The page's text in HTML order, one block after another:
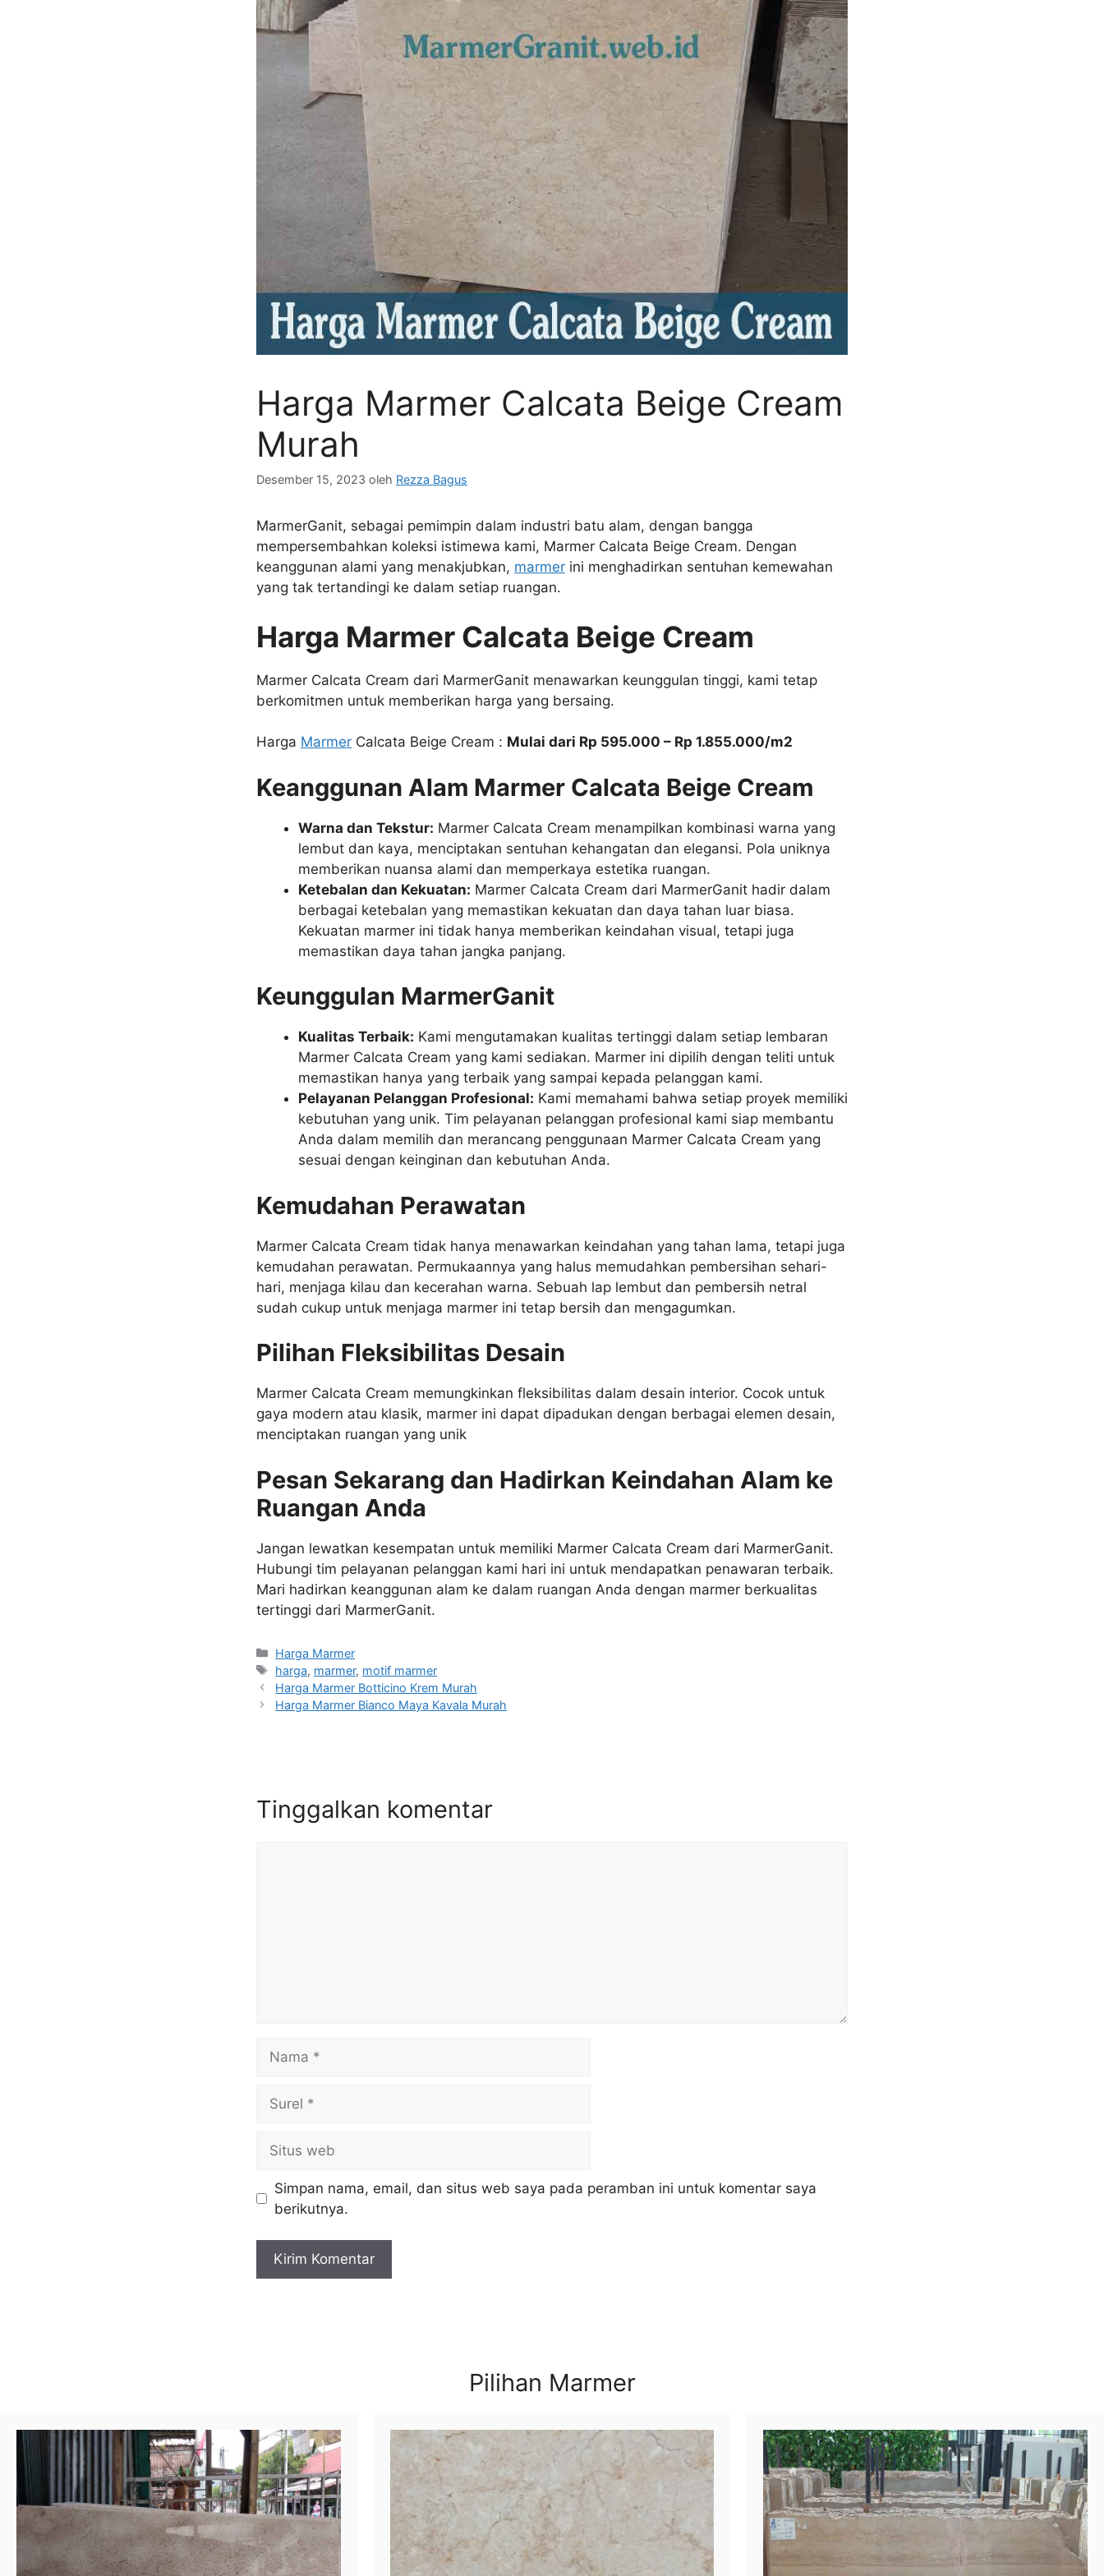
Harga Marmer Calcata Beige Cream
Murah
Desember 15, 2023 oleh Rezza Bagus
MarmerGanit, sebagai pemimpin dalam industri batu alam, dengan bangga
mempersembahkan koleksi istimewa kami, Marmer Calcata Beige Cream. Dengan
keanggunan alami yang menakjubkan, marmer ini menghadirkan sentuhan kemewahan
yang tak tertandingi ke dalam setiap ruangan.
Harga Marmer Calcata Beige Cream
Marmer Calcata Cream dari MarmerGanit menawarkan keunggulan tinggi, kami tetap
berkomitmen untuk memberikan harga yang bersaing.
Harga Marmer Calcata Beige Cream : Mulai dari Rp 595.000 – Rp 1.855.000/m2
Keanggunan Alam Marmer Calcata Beige Cream
Warna dan Tekstur: Marmer Calcata Cream menampilkan kombinasi warna yang
lembut dan kaya, menciptakan sentuhan kehangatan dan elegansi. Pola uniknya
memberikan nuansa alami dan memperkaya estetika ruangan.
Ketebalan dan Kekuatan: Marmer Calcata Cream dari MarmerGanit hadir dalam
berbagai ketebalan yang memastikan kekuatan dan daya tahan luar biasa.
Kekuatan marmer ini tidak hanya memberikan keindahan visual, tetapi juga
memastikan daya tahan jangka panjang.
Keunggulan MarmerGanit
Kualitas Terbaik: Kami mengutamakan kualitas tertinggi dalam setiap lembaran
Marmer Calcata Cream yang kami sediakan. Marmer ini dipilih dengan teliti untuk
memastikan hanya yang terbaik yang sampai kepada pelanggan kami.
Pelayanan Pelanggan Profesional: Kami memahami bahwa setiap proyek memiliki
kebutuhan yang unik. Tim pelayanan pelanggan profesional kami siap membantu
Anda dalam memilih dan merancang penggunaan Marmer Calcata Cream yang
sesuai dengan keinginan dan kebutuhan Anda.
Kemudahan Perawatan
Marmer Calcata Cream tidak hanya menawarkan keindahan yang tahan lama, tetapi juga
kemudahan perawatan. Permukaannya yang halus memudahkan pembersihan sehari-
hari, menjaga kilau dan kecerahan warna. Sebuah lap lembut dan pembersih netral
sudah cukup untuk menjaga marmer ini tetap bersih dan mengagumkan.
Pilihan Fleksibilitas Desain
Marmer Calcata Cream memungkinkan fleksibilitas dalam desain interior. Cocok untuk
gaya modern atau klasik, marmer ini dapat dipadukan dengan berbagai elemen desain,
menciptakan ruangan yang unik
Pesan Sekarang dan Hadirkan Keindahan Alam ke
Ruangan Anda
Jangan lewatkan kesempatan untuk memiliki Marmer Calcata Cream dari MarmerGanit.
Hubungi tim pelayanan pelanggan kami hari ini untuk mendapatkan penawaran terbaik.
Mari hadirkan keanggunan alam ke dalam ruangan Anda dengan marmer berkualitas
tertinggi dari MarmerGanit.
Kategori
Harga Marmer
Tag
harga, marmer, motif marmer
Harga Marmer Botticino Krem Murah
Harga Marmer Bianco Maya Kavala Murah
Tinggalkan komentar
web
Simpan nama, email, dan situs web saya pada peramban ini untuk komentar saya
berikutnya.
Pilihan Marmer